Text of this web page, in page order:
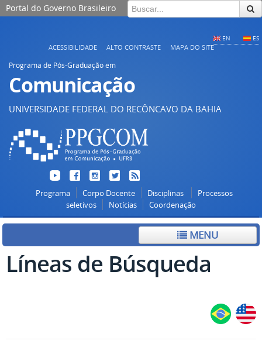
Portal do Governo Brasileiro
EN ES
ACESSIBILIDADE ALTO CONTRASTE MAPA DO SITE
Programa de Pós-Graduação em
Comunicação
UNIVERSIDADE FEDERAL DO RECÔNCAVO DA BAHIA
Programa Corpo Docente Disciplinas
Processos
seletivos
Notícias Coordenação
MENU
Líneas de Búsqueda